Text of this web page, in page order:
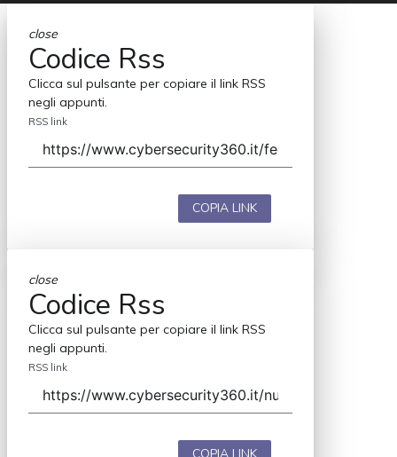
close
Codice Rss
Clicca sul pulsante per copiare il link RSS
negli appunti.
RSS link
COPIA LINK
close
Codice Rss
Clicca sul pulsante per copiare il link RSS
negli appunti.
RSS link